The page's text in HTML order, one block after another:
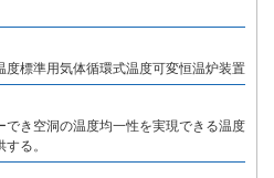
標準用気体循環式温度可変恒温炉装置
でき空洞の温度均一性を実現できる温度
る。